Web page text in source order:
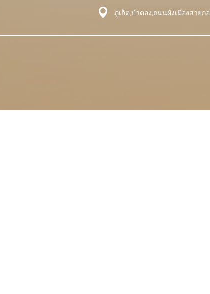
ภูเก็ต,ป่าตอง,ถนนผังเมืองสายกอ